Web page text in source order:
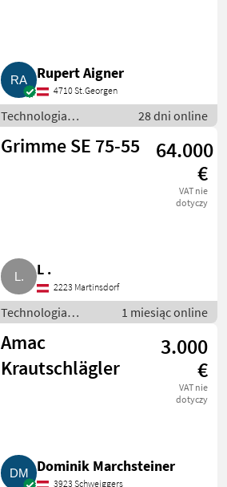
Rupert Aigner
4710 St.Georgen
Technologia
ziemniaczana / Inne
rozwiązania
28 dni online
Grimme SE 75-55
64.000
€
VAT nie
dotyczy
L .
2223 Martinsdorf
Technologia
ziemniaczana /
Inne rozwiązania
technologiczne dla
ziemniaków
1 miesiąc online
Amac
Krautschlägler
3.000
€
VAT nie
dotyczy
Dominik Marchsteiner
3923 Schweiggers